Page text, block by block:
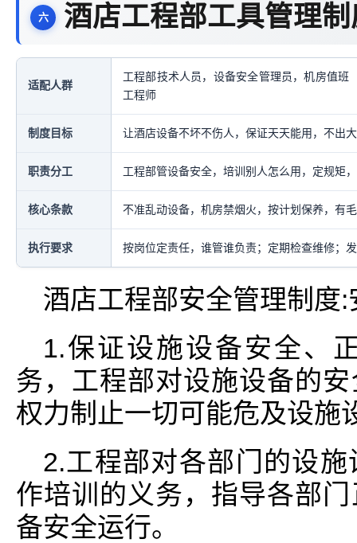
酒店工程部工具管理
适配人群
工程部技术人员，设备安全管理员，机房值班
工程师
制度目标 让酒店设备不坏不伤人，保证天天能用，不出
职责分工 工程部管设备安全，培训别人怎么用，定规矩
核心条款 不准乱动设备，机房禁烟火，按计划保养，有
执行要求 按岗位定责任，谁管谁负责；定期检查维修；
酒店工程部安全管理制度
1.保证设施设备安全、
务，工程部对设施设备的
权力制止一切可能危及设施
2.工程部对各部门的设
作培训的义务，指导各部
备安全运行。